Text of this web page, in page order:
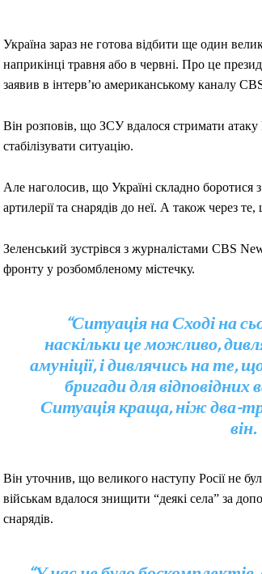
Україна зараз не готова відбити ще один
наприкінці травня або в червні. Про це
заявив в інтерв’ю американському каналу
Він розповів, що ЗСУ вдалося стримати атаку
стабілізувати ситуацію.
Але наголосив, що Україні складно боротися
артилерії та снарядів до неї. А також через
Зеленський зустрівся з журналістами CBS
фронту у розбомбленому містечку.
“Ситуація на Сході на
наскільки це можливо,
амуніції, і дивлячись на те,
бригади для
Ситуація краща, ніж два-
він.
Він уточнив, що великого наступу Росії не
військам вдалося знищити “деякі села” за
снарядів.